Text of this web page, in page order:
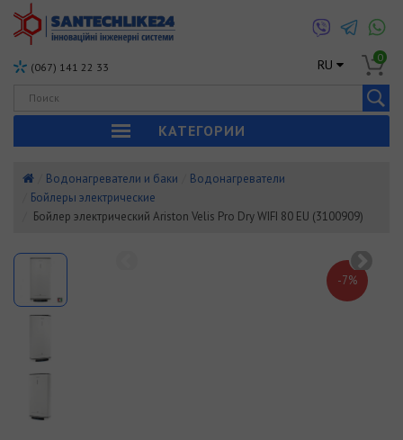
(067) 141 22 33 RU 0
КАТЕГОРИИ
Водонагреватели и баки
Водонагреватели
Бойлеры электрические
Бойлер электрический Ariston Velis Pro Dry WIFI 80 EU (3100909)
-7%